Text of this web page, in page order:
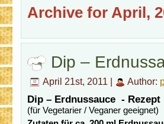
Archive for April,
Dip –
April 21st, 2011 | Author:
Dip – Erdnussauce - Rezept
(für Vegetarier / Veganer geeignet)